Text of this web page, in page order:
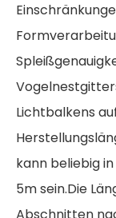
Lichtbalkens
kann beliebig
5m sein.Die